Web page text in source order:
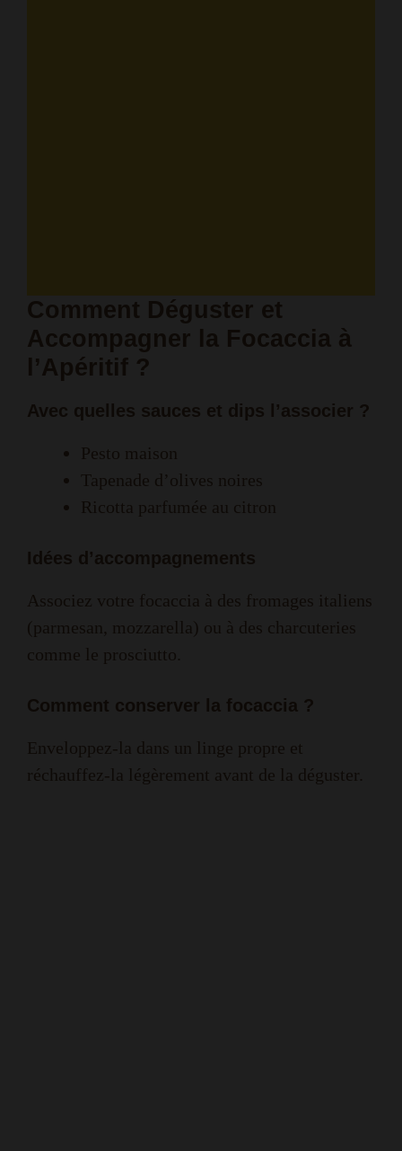
Comment Déguster et
Accompagner la Focaccia à
l’Apéritif ?
Avec quelles sauces et dips l’associer ?
Pesto maison
Tapenade d’olives noires
Ricotta parfumée au citron
Idées d’accompagnements
Associez votre focaccia à des fromages italiens
(parmesan, mozzarella) ou à des charcuteries
comme le prosciutto.
Comment conserver la focaccia ?
Enveloppez-la dans un linge propre et
réchauffez-la légèrement avant de la déguster.